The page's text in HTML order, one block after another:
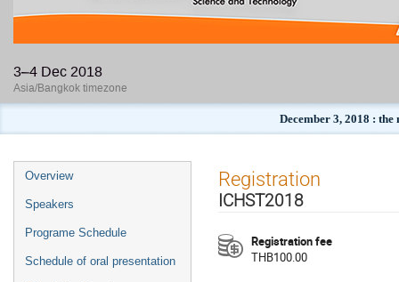
3–4 Dec 2018
Asia/Bangkok timezone
December 3, 2018 :
Event
menu
Overview
Speakers
Programe Schedule
Schedule of oral presentation
Registration
ICHST2018
Registration fee
THB100.00